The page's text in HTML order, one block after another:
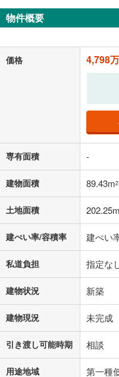
ボーナス払いの限度額は
閉じる
月々の返済額
上、ご自身での入力をお願い
る値は、実際の金融機関等
の金融機関等における貸出金
済方法「元利均等返済」にて
適用した場合の計算結果を表
その他月額費用や、初期費用
借り入れの際は各金融機関
す。
条件によってお借り入れがで
不動産会社
物件概要
価格 4,798
専有面積 -
建物面積 89.43m2
土地面積 202.25m
建ぺい率/容積率 建ぺい
私道負担 指定な
建物状況 新築
建物現況 未完成
引き渡し可能時期 相談
用途地域 第一種